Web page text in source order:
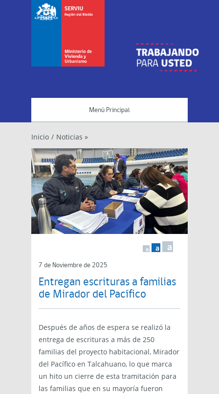
Menú Principal
Inicio / Noticias »
a a a
7 de Noviembre de 2025
Entregan escrituras a familias
de Mirador del Pacífico
Después de años de espera se realizó la
entrega de escrituras a más de 250
familias del proyecto habitacional, Mirador
del Pacífico en Talcahuano, lo que marca
un hito un cierre de esta tramitación para
las familias que en su mayoría fueron